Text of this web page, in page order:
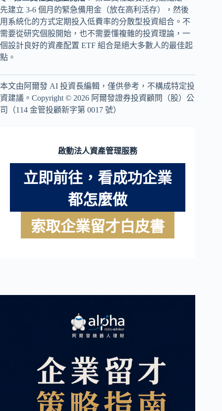
先建立 3-6 個月的緊急備用金（放在高利活存），然後
用系統化的方式定期投入低費率的分散型投資組合。不
需要從研究個股開始，也不需要懂複雜的投資理論，一
個設計良好的資產配置 ETF 組合是絕大多數人的最佳起
點。
本文由阿爾發 AI 投資長編輯，僅供參考，不構成特定投
資建議。Copyright © 2026 阿爾發證券投資顧問（股）公
司（114 金管投顧新字第 0017 號）
啟動法人資產管理服務
立即前往，看成功企業
都怎麼做
索取企業留才白皮書